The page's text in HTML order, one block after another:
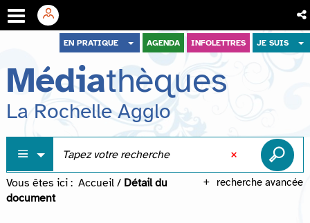
menu
contenu
recherche
EN PRATIQUE AGENDA INFOLETTRES JE SUIS
Médiathèques
La Rochelle Agglo
recherche avancée
Vous êtes ici : Accueil / Détail du
document